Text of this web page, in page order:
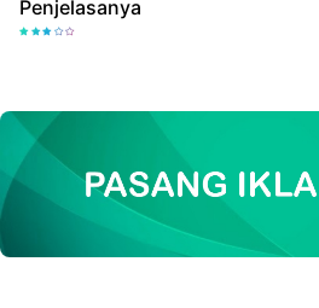
Penjelasanya